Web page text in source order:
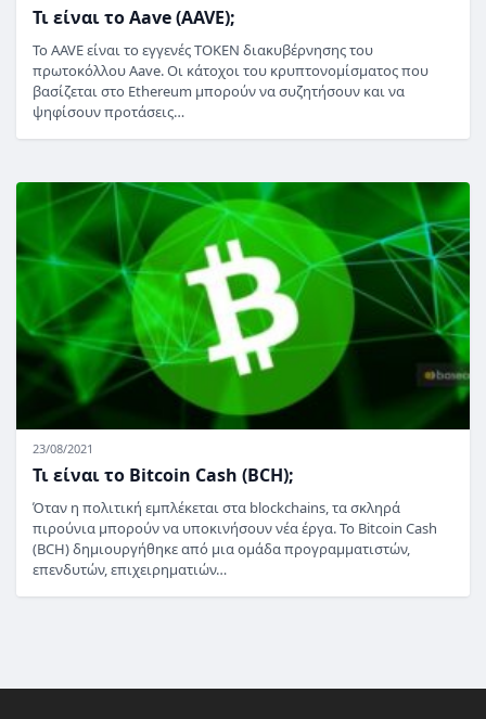
Τι είναι το Aave (AAVE);
Το AAVE είναι το εγγενές TOKEN διακυβέρνησης του
πρωτοκόλλου Aave. Οι κάτοχοι του κρυπτονομίσματος που
βασίζεται στο Ethereum μπορούν να συζητήσουν και να
ψηφίσουν προτάσεις…
23/08/2021
Τι είναι το Bitcoin Cash (BCH);
Όταν η πολιτική εμπλέκεται στα blockchains, τα σκληρά
πιρούνια μπορούν να υποκινήσουν νέα έργα. Το Bitcoin Cash
(BCH) δημιουργήθηκε από μια ομάδα προγραμματιστών,
επενδυτών, επιχειρηματιών…